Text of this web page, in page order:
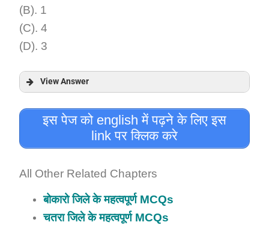
(B). 1
(C). 4
(D). 3
View Answer
Answer:
Explanation:
इस पेज को english में पढ़ने के लिए इस
link पर क्लिक करे
All Other Related Chapters
बोकारो जिले के महत्वपूर्ण MCQs
चतरा जिले के महत्वपूर्ण MCQs